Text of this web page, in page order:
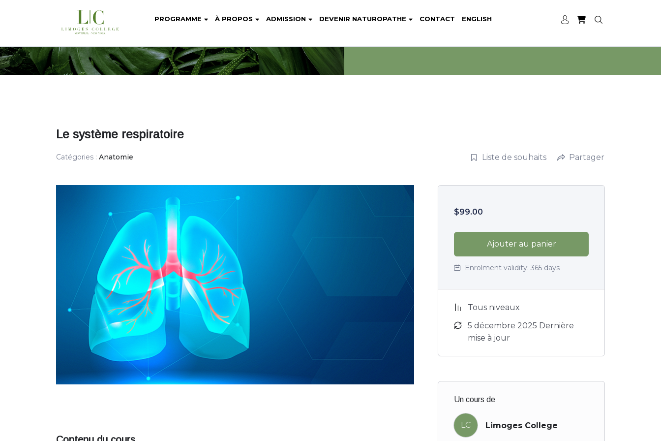
PROGRAMME À PROPOS ADMISSION DEVENIR NATUROPATHE CONTACT ENGLISH
Le système respiratoire
Catégories : Anatomie Liste de souhaits Partager
$99.00
Ajouter au panier
Enrolment validity: 365 days
Tous niveaux
5 décembre 2025 Dernière
mise à jour
Un cours de
LC Limoges College